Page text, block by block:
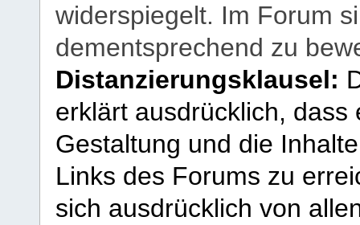
widerspiegelt. Im Forum
dementsprechend zu
Distanzierungsklausel:
erklärt ausdrücklich,
Gestaltung und die
Links des Forums zu
sich ausdrücklich von